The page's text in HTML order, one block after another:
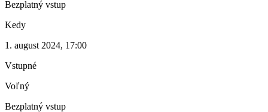
Bezplatný vstup
Kedy
1. august 2024, 17:00
Vstupné
Voľný
Bezplatný vstup